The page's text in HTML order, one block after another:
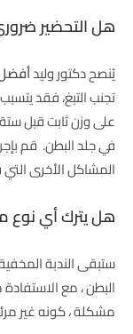
هل التحضير
يُنصح دكتور وليد
تجنب التبغ، فقد
على وزن ثابت قبل
في جلد البطن. قم
المشاكل الأخرى
هل يترك أي نوع
ستبقى الندبة
البطن ، مع
مشكلة ، كونه غير